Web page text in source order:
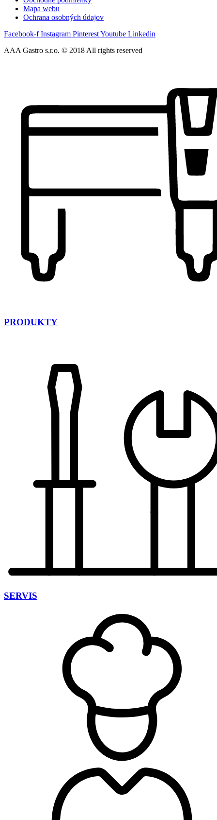
Mapa webu
Ochrana osobných údajov
Facebook-f Instagram PinterestYoutube Linkedin
AAA Gastro s.r.o. © 2018 All rights reserved​
PRODUKTY
SERVIS